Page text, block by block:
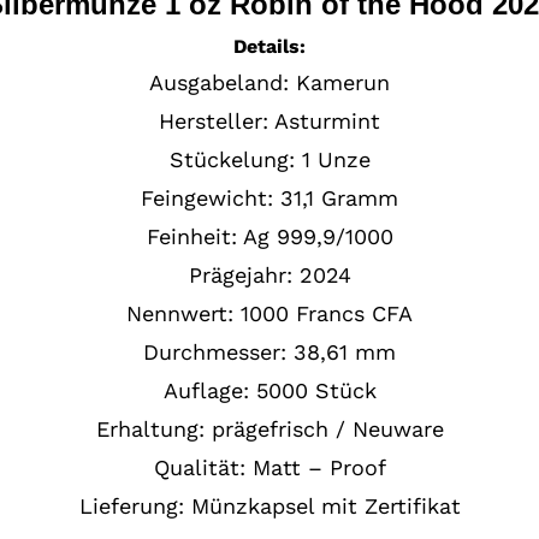
Details:
Ausgabeland: Kamerun
Hersteller: Asturmint
Stückelung: 1 Unze
Feingewicht: 31,1 Gramm
Feinheit: Ag 999,9/1000
Prägejahr: 2024
Nennwert: 1000 Francs CFA
Durchmesser: 38,61 mm
Auflage: 5000 Stück
Erhaltung: prägefrisch / Neuware
Qualität: Matt – Proof
Lieferung: Münzkapsel mit Zertifikat